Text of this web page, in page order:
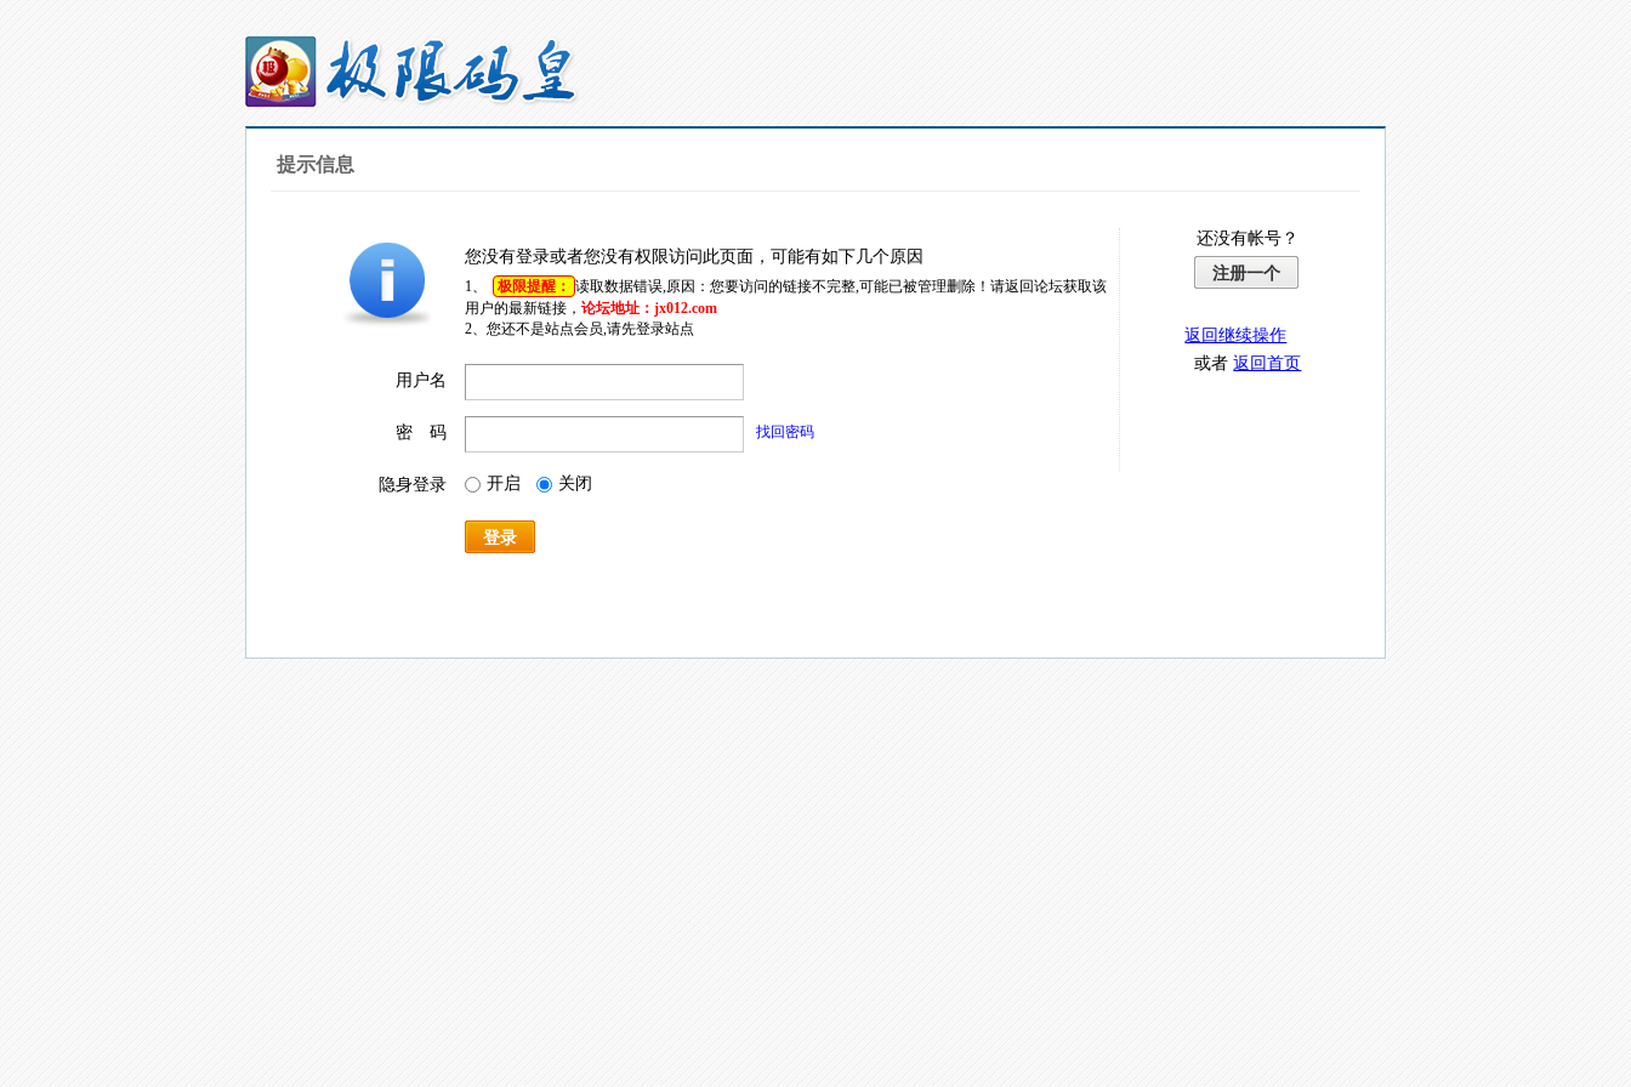
提示信息
您没有登录或者您没有权限访问此页面，可能有如下几个原因
1、 极限提醒： 读取数据错误,原因：您要访问的链接不完整,可能已被管理删除！请返回论坛获取该
用户的最新链接， 论坛地址：jx012.com
2、您还不是站点会员,请先登录站点
用户名
密 码 找回密码
隐身登录 开启 关闭
登录
还没有帐号？
注册一个
返回继续操作
或者返回首页